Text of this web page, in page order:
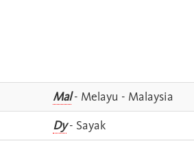
Mal- Melayu - Malaysia
Dy- Sayak